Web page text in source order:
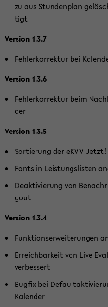
zu aus Stun­den­plan
tigt
Ver­si­on 1.3.7
Feh­ler­kor­rek­tur bei
Ver­si­on 1.3.6
Feh­ler­kor­rek­tur beim
der
Ver­si­on 1.3.5
Sor­tie­rung der eKVV
Fonts in Leis­tungs­lis­ten
De­ak­ti­vie­rung von
gout
Ver­si­on 1.3.4
Funk­ti­ons­er­wei­te­run­gen
Er­reich­bar­keit von Live
ver­bes­sert
Bug­fix bei
Ka­len­der